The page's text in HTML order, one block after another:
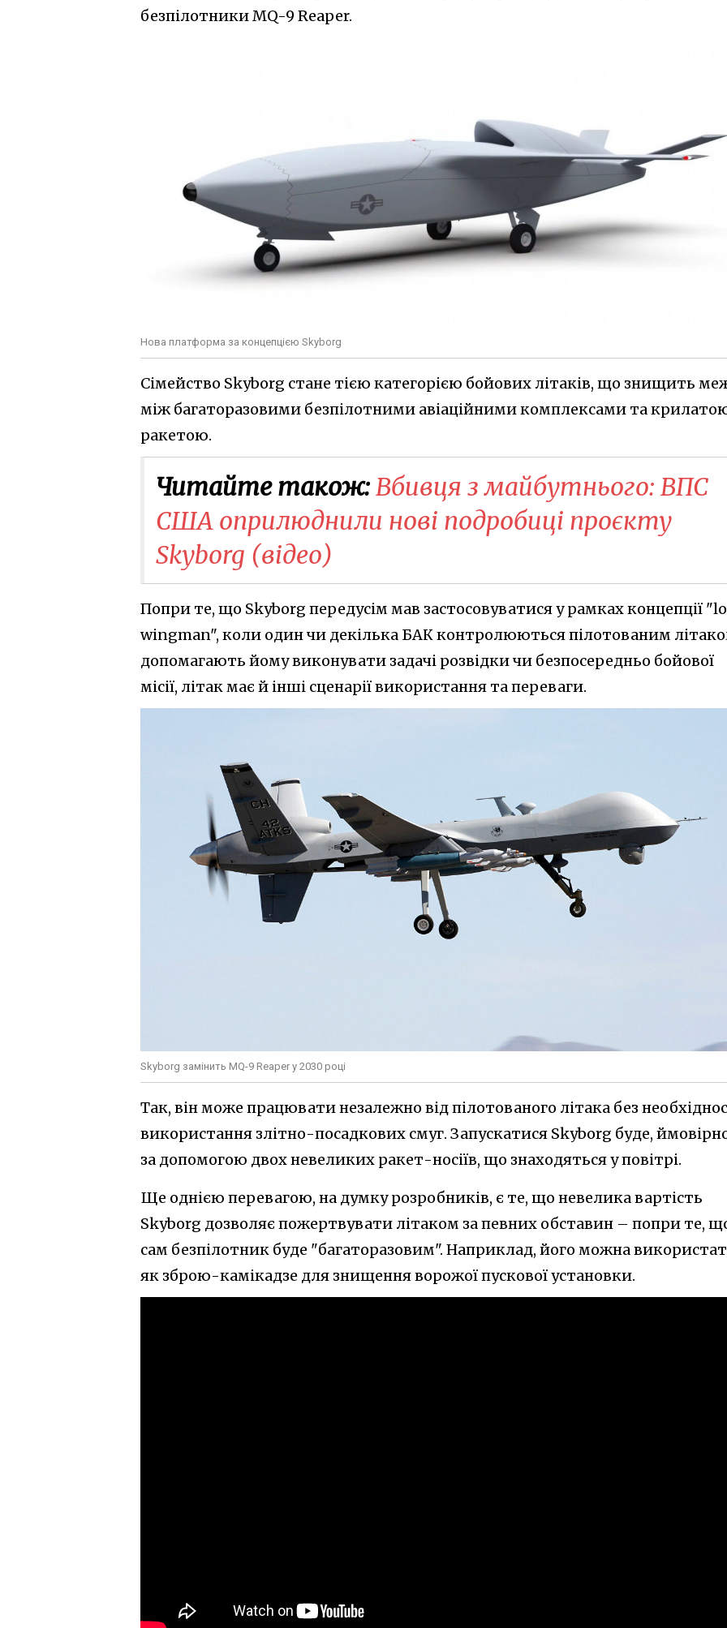
безпілотники MQ-9 Reaper.
Нова платформа за концепцією Skyborg
Сімейство Skyborg стане тією категорією бойових літаків, що знищить
між багаторазовими безпілотними авіаційними комплексами та
ракетою.
Читайте також:Вбивця з майбутнього: ВПС
США оприлюднили нові подробиці проєкту
Skyborg (відео)
Попри те, що Skyborg передусім мав застосовуватися у рамках концепції
wingman", коли один чи декілька БАК контролюються пілотованим
допомагають йому виконувати задачі розвідки чи безпосередньо бойової
місії, літак має й інші сценарії використання та переваги.
Skyborg замінить MQ-9 Reaper у 2030 році
Так, він може працювати незалежно від пілотованого літака без
використання злітно-посадкових смуг. Запускатися Skyborg буде,
за допомогою двох невеликих ракет-носіїв, що знаходяться у повітрі.
Ще однією перевагою, на думку розробників, є те, що невелика вартість
Skyborg дозволяє пожертвувати літаком за певних обставин – попри те,
сам безпілотник буде "багаторазовим". Наприклад, його можна
як зброю-камікадзе для знищення ворожої пускової установки.